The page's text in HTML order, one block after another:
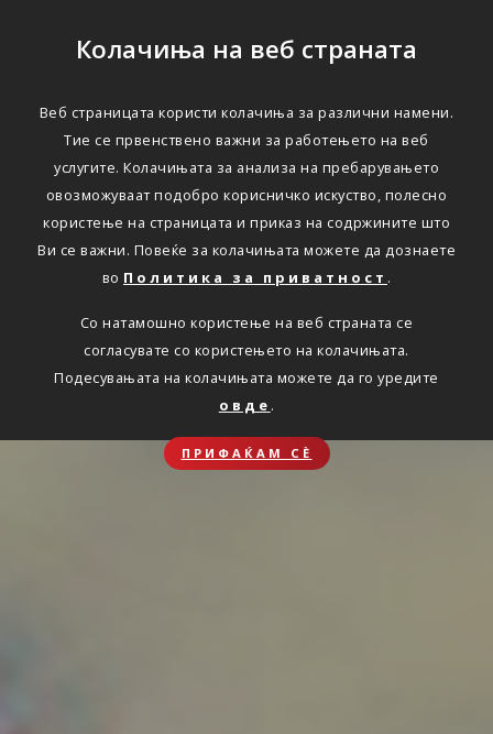
Колачиња на веб страната
Веб страницата користи колачиња за различни намени.
Тие се првенствено важни за работењето на веб
услугите. Колачињата за анализа на пребарувањето
овозможуваат подобро корисничко искуство, полесно
користење на страницата и приказ на содржините што
Ви се важни. Повеќе за колачињата можете да дознаете
во Политика за приватност .
Со натамошно користење на веб страната се
согласувате со користењето на колачињата.
Подесувањата на колачињата можете да го уредите
овде .
ПРИФАЌАМ СЀ